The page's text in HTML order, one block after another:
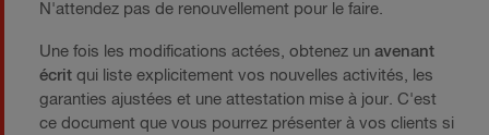
N'attendez pas de renouvellement pour le faire.
Une fois les modifications actées, obtenez un avenant
écrit qui liste explicitement vos nouvelles activités, les
garanties ajustées et une attestation mise à jour. C'est
ce document que vous pourrez présenter à vos clients si